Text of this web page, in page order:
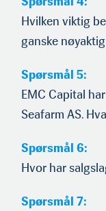
Hvilken viktig
ganske
Spørsmål 5:
EMC Capital
Seafarm AS.
Spørsmål 6:
Hvor har
Spørsmål 7: